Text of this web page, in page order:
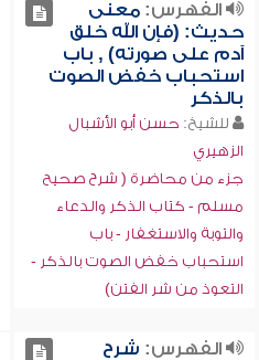
الفهرس:معنى
حديث: (فإن الله خلق
آدم على صورته) , باب
استحباب خفض الصوت
بالذكر
للشيخ: حسن أبو الأشبال
الزهيري
جزء من محاضرة ( شرح صحيح
مسلم - كتاب الذكر والدعاء
والتوبة والاستغفار - باب
استحباب خفض الصوت بالذكر -
التعوذ من شر الفتن)
الفهرس: شرح